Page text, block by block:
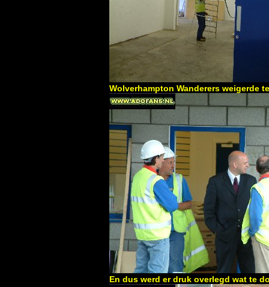
Wolverhampton Wanderers weigerde
En dus werd er druk overlegd wat te